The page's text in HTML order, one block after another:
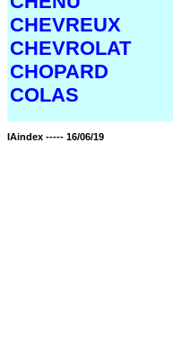
CHEVREUX
CHEVROLAT
CHOPARD
COLAS
IAindex ----- 16/06/19